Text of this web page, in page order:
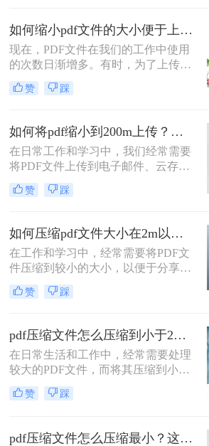
最合适的方式。
如何缩小pdf文件的大小便于上传？教你3种简单压缩方法！
现在，PDF文件在我们的工作中使用
的次数日渐增多。有时，为了上传或
阅读PDF文件，PDF文件太大，无法
上传。在这种情况下，如果您能如何
解决此类问题。你知道如何PDF压缩
吗？如果你不能，你可以跟着小编来
解决！
赞 踩
如何将pdf缩小到200m上传？试试这三个压缩方法！
在日常工作和学习中，我们经常需要
将PDF文件上传到电子邮件、云存储
或其他在线平台。然而，文件过大可
能导致上传失败或耗时过长。那么如
介绍三种常用的将PDF文件缩小到
200MB的方法，帮助您轻松解决这一
问题。
赞 踩
如何压缩pdf文件大小在2m以内？教你三种压缩文件的方法！
在工作和学习中，经常需要将PDF文
件压缩到较小的大小，以便于分享和
传输。特别是当文件需要通过电子邮
件发送或上传到某些平台时，文件大
PDF文件大小在2M以内呢？本文将介
绍三种常见的PDF文件压缩方法，帮
助您根据实际需求选择最合适的方
式。
赞 踩
pdf压缩文件怎么压缩到小于2M？这3种方法超级好用！
在日常生活和工作中，经常需要处理
较大的PDF文件，而将其压缩到小于
2MB以便于存储、传输或分享显得尤
为重要。那么PDF压缩文件怎么压缩
方法来实现这一目标。
赞 踩
pdf压缩文件怎么压缩最小？这三个方法可以学习一下！